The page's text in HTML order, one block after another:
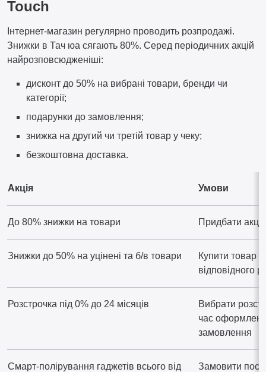
Touch
Інтернет-магазин регулярно проводить розпродажі.
Знижки в Тач юа сягають 80%. Серед періодичних акцій
найрозповсюдженіші:
дисконт до 50% на вибрані товари, бренди чи
категорії;
подарунки до замовлення;
знижка на другий чи третій товар у чеку;
безкоштовна доставка.
Акція Умови
До 80% знижки на товари Придбати
Знижки до 50% на уцінені та б/в товари
Купити товар з
відповідного
Розстрочка під 0% до 24 місяців
Вибрати
час
замовлення
Смарт-полірування гаджетів всього від
Замовити